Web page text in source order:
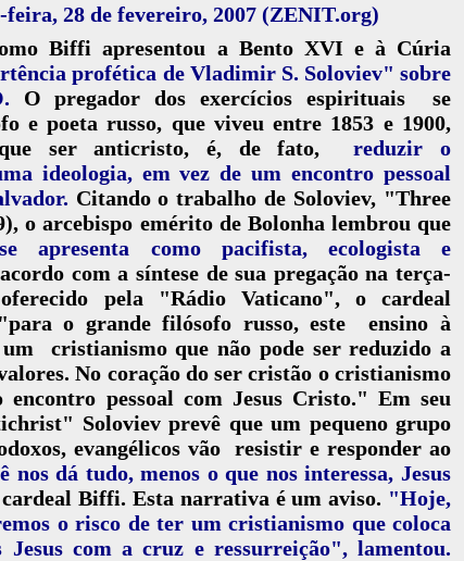
28 de fevereiro, 2007 (ZENIT.org)
Biffi apresentou a Bento XVI e à Cúria
profética de Vladimir S. Soloviev" sobre
O pregador dos exercícios espirituais se
e poeta russo, que viveu entre 1853 e 1900,
que ser anticristo, é, de fato,reduzir o
ideologia, em vez de um encontro pessoal
Citando o trabalho de Soloviev, "Three
o arcebispo emérito de Bolonha lembrou que
apresenta como pacifista, ecologista e
com a síntese de sua pregação na terça-
pela "Rádio Vaticano", o cardeal
o grande filósofo russo, este ensino à
um cristianismo que não pode ser reduzido a
No coração do ser cristão o cristianismo
encontro pessoal com Jesus Cristo." Em seu
Soloviev prevê que um pequeno grupo
evangélicos vão resistir e responder ao
nos dá tudo, menos o que nos interessa, Jesus
cardeal Biffi. Esta narrativa é um aviso. "Hoje,
o risco de ter um cristianismo que coloca
Jesus com a cruz e ressurreição", lamentou.